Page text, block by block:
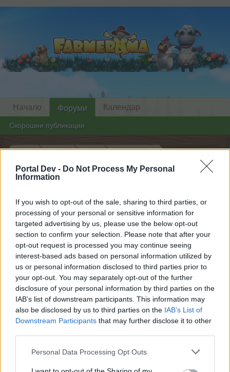
Portal Dev - Do Not Process My Personal
Information
If you wish to opt-out of the sale, sharing to third parties, or
processing of your personal or sensitive information for
targeted advertising by us, please use the below opt-out
section to confirm your selection. Please note that after your
opt-out request is processed you may continue seeing
interest-based ads based on personal information utilized by
us or personal information disclosed to third parties prior to
your opt-out. You may separately opt-out of the further
disclosure of your personal information by third parties on the
IAB’s list of downstream participants. This information may
also be disclosed by us to third parties on the IAB’s List of
Downstream Participants that may further disclose it to other
Personal Data Processing Opt Outs
Начало Форуми Архив Архив новини
Известие Честит Ден на Майката!
Ако вие искате да се включите активно във
форума и да участвате в дискусиите, или
искате да започнете своя собствена тема,
първо ще трябва да влезете в играта. Моля,
регистрирайте се, ако нямате собствен акаунт.
Ние очакваме с нетърпение следващото ви
посещение във форума!Играйте тук
mushnu4ka
S-Moderator
Уважаеми фермери,​
Все още живеем в предизвикателни времена, затова
Начало Форуми
Скорошни публикации
Календар